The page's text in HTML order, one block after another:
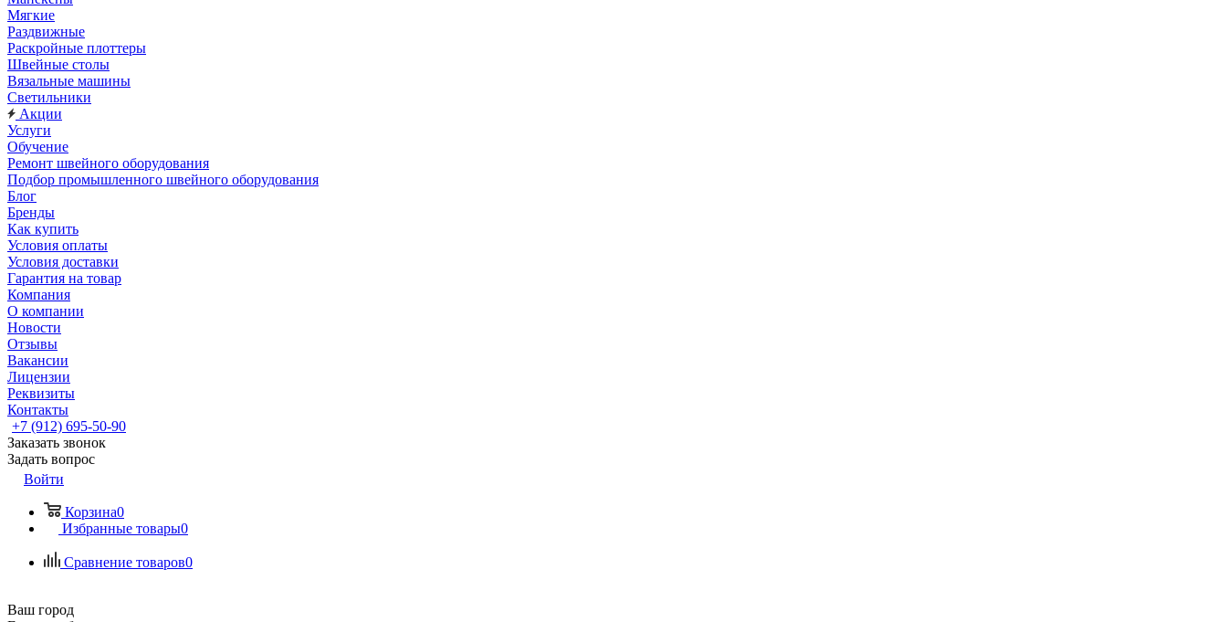
Мягкие
Раздвижные
Раскройные плоттеры
Швейные столы
Вязальные машины
Светильники
Акции
Услуги
Обучение
Ремонт швейного оборудования
Подбор промышленного швейного оборудования
Блог
Бренды
Как купить
Условия оплаты
Условия доставки
Гарантия на товар
Компания
О компании
Новости
Отзывы
Вакансии
Лицензии
Реквизиты
Контакты
+7 (912) 695-50-90
Заказать звонок
Задать вопрос
Войти
Корзина0
Избранные товары0
Сравнение товаров0
Ваш город